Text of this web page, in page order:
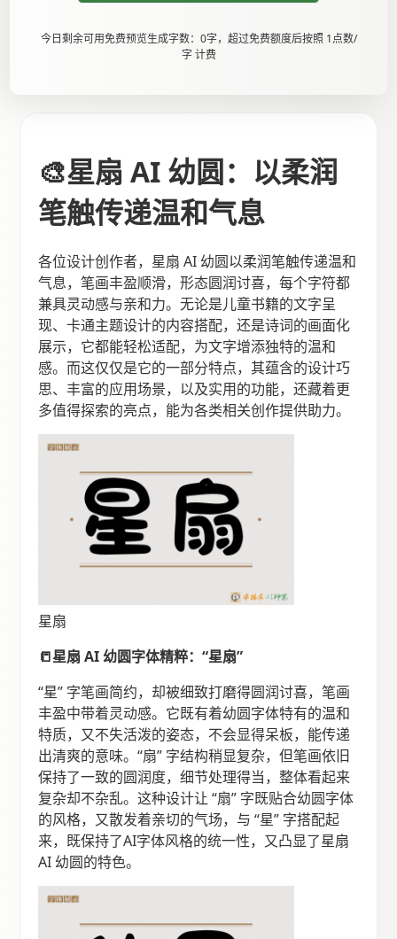
今日剩余可用免费预览生成字数：0字，超过免费额度后按照 1点数/
字 计费
🎨星扇 AI 幼圆：以柔润
笔触传递温和气息
各位设计创作者，星扇 AI 幼圆以柔润笔触传递温和
气息，笔画丰盈顺滑，形态圆润讨喜，每个字符都
兼具灵动感与亲和力。无论是儿童书籍的文字呈
现、卡通主题设计的内容搭配，还是诗词的画面化
展示，它都能轻松适配，为文字增添独特的温和
感。而这仅仅是它的一部分特点，其蕴含的设计巧
思、丰富的应用场景，以及实用的功能，还藏着更
多值得探索的亮点，能为各类相关创作提供助力。
星扇
📒星扇 AI 幼圆字体精粹：“星扇”
“星” 字笔画简约，却被细致打磨得圆润讨喜，笔画
丰盈中带着灵动感。它既有着幼圆字体特有的温和
特质，又不失活泼的姿态，不会显得呆板，能传递
出清爽的意味。“扇” 字结构稍显复杂，但笔画依旧
保持了一致的圆润度，细节处理得当，整体看起来
复杂却不杂乱。这种设计让 “扇” 字既贴合幼圆字体
的风格，又散发着亲切的气场，与 “星” 字搭配起
来，既保持了AI字体风格的统一性，又凸显了星扇
AI 幼圆的特色。